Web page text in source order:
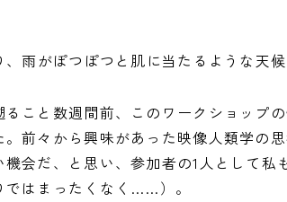
雨がぽつぽつと肌に当たるような天候
ること数週間前、このワークショップ
。前々から興味があった映像人類学の
機会だ、と思い、参加者の1人として私
ではまったくなく……）。